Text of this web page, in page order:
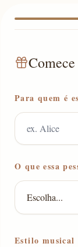
Para quem é
O que essa
Estilo musical